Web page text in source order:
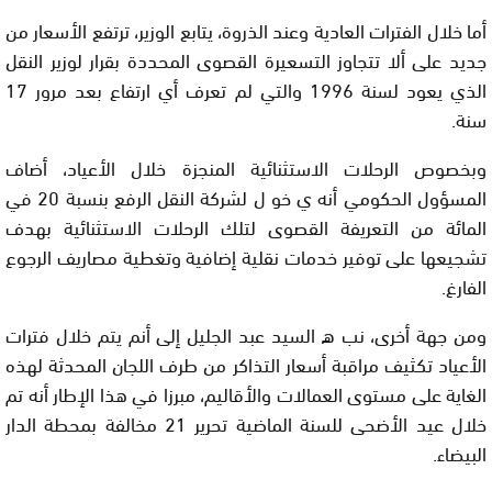
أما خلال الفترات العادية وعند الذروة، يتابع الوزير، ترتفع الأسعار من
جديد على ألا تتجاوز التسعيرة القصوى المحددة بقرار لوزير النقل
الذي يعود لسنة 1996 والتي لم تعرف أي ارتفاع بعد مرور 17
سنة.
وبخصوص الرحلات الاستثنائية المنجزة خلال الأعياد، أضاف
المسؤول الحكومي أنه ي خو ل لشركة النقل الرفع بنسبة 20 في
المائة من التعريفة القصوى لتلك الرحلات الاستثنائية بهدف
تشجيعها على توفير خدمات نقلية إضافية وتغطية مصاريف الرجوع
الفارغ.
ومن جهة أخرى، نب ه السيد عبد الجليل إلى أنم يتم خلال فترات
الأعياد تكثيف مراقبة أسعار التذاكر من طرف اللجان المحدثة لهذه
الغاية على مستوى العمالات والأقاليم، مبرزا في هذا الإطار أنه تم
خلال عيد الأضحى للسنة الماضية تحرير 21 مخالفة بمحطة الدار
البيضاء.